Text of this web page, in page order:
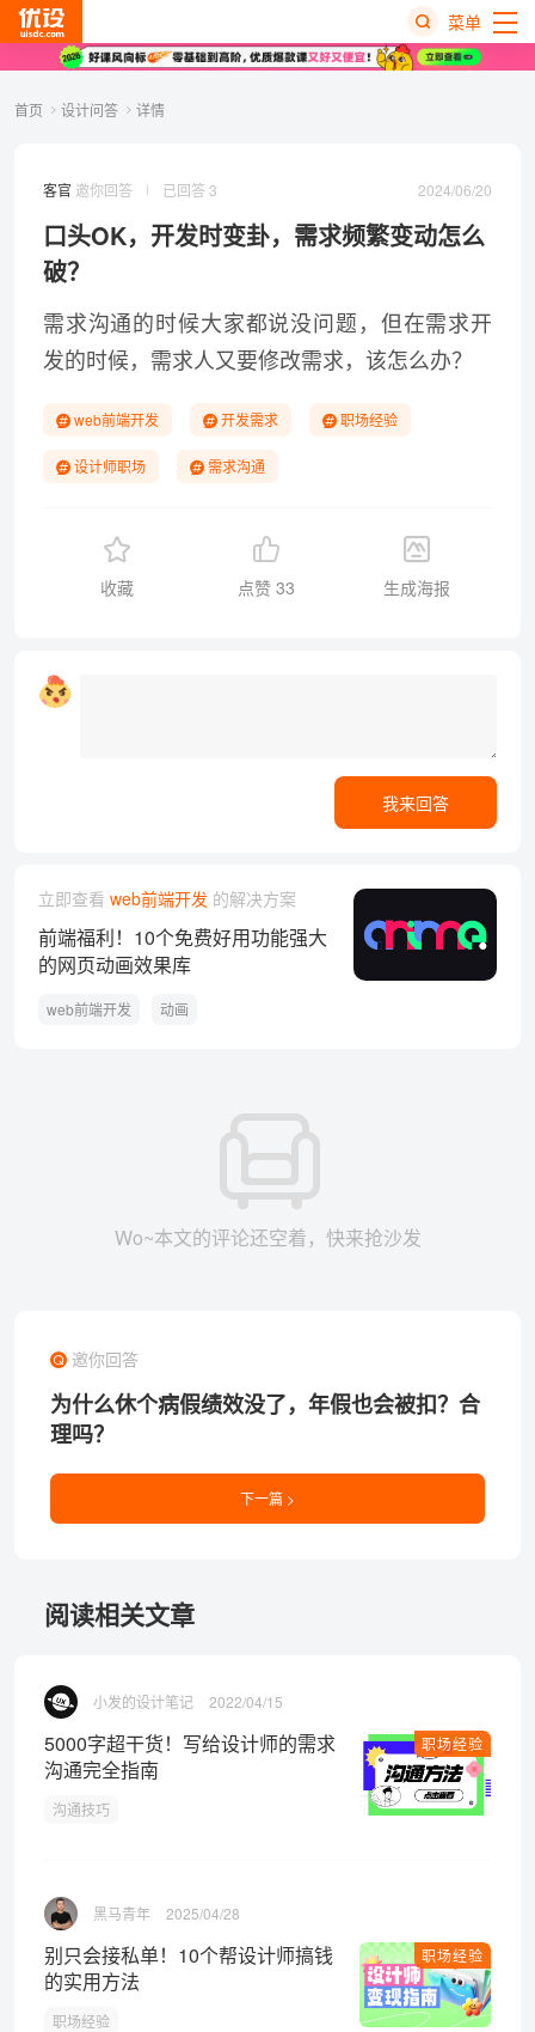
菜单
首页 设计问答 详情
客官 邀你回答 已回答 3 2024/06/20
口头OK，开发时变卦，需求频繁变动怎么
破？
需求沟通的时候大家都说没问题，但在需求开
发的时候，需求人又要修改需求，该怎么办？
web前端开发 开发需求 职场经验
设计师职场 需求沟通
收藏 点赞 33 生成海报
我来回答
立即查看 web前端开发 的解决方案
前端福利！10个免费好用功能强大
的网页动画效果库
web前端开发 动画
Wo~本文的评论还空着，快来抢沙发
邀你回答
为什么休个病假绩效没了，年假也会被扣？合
理吗？
下一篇 >
阅读相关文章
小发的设计笔记 2022/04/15
职场经验
5000字超干货！写给设计师的需求
沟通完全指南
沟通技巧
黑马青年 2025/04/28
职场经验
别只会接私单！10个帮设计师搞钱
的实用方法
职场经验